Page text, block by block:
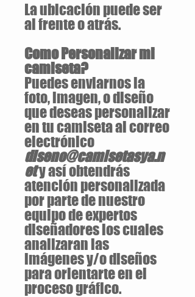
La ubicación puede ser
al frente o atrás.
Como Personalizar mi
camiseta?
Puedes enviarnos la
foto, imagen, o diseño
que deseas personalizar
en tu camiseta al correo
electrónico
diseno@camisetasya.n
ety así obtendrás
atención personalizada
por parte de nuestro
equipo de expertos
diseñadores los cuales
analizaran las
imágenes y/o diseños
para orientarte en el
proceso gráfico.